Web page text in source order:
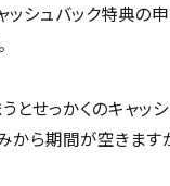
ッシュバック特典の
とせっかくのキャッ
から期間が空きます